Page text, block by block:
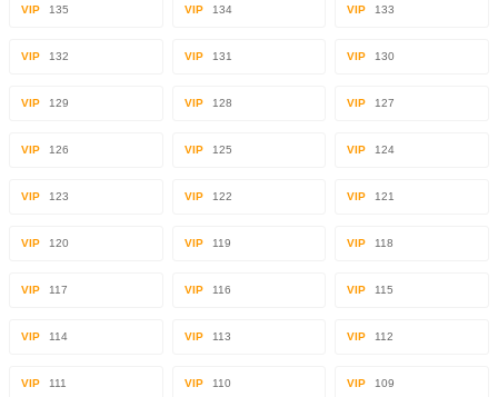
VIP 135 VIP 134 VIP 133
VIP 132 VIP 131 VIP 130
VIP 129 VIP 128 VIP 127
VIP 126 VIP 125 VIP 124
VIP 123 VIP 122 VIP 121
VIP 120 VIP 119 VIP 118
VIP 117 VIP 116 VIP 115
VIP 114 VIP 113 VIP 112
VIP 111 VIP 110 VIP 109